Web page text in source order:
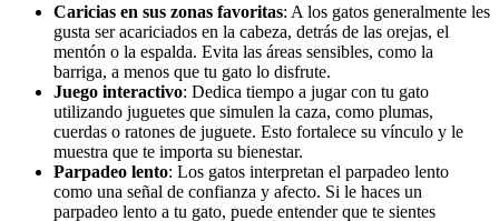
Caricias en sus zonas favoritas: A los gatos generalmente les
gusta ser acariciados en la cabeza, detrás de las orejas, el
mentón o la espalda. Evita las áreas sensibles, como la
barriga, a menos que tu gato lo disfrute.
Juego interactivo: Dedica tiempo a jugar con tu gato
utilizando juguetes que simulen la caza, como plumas,
cuerdas o ratones de juguete. Esto fortalece su vínculo y le
muestra que te importa su bienestar.
Parpadeo lento: Los gatos interpretan el parpadeo lento
como una señal de confianza y afecto. Si le haces un
parpadeo lento a tu gato, puede entender que te sientes